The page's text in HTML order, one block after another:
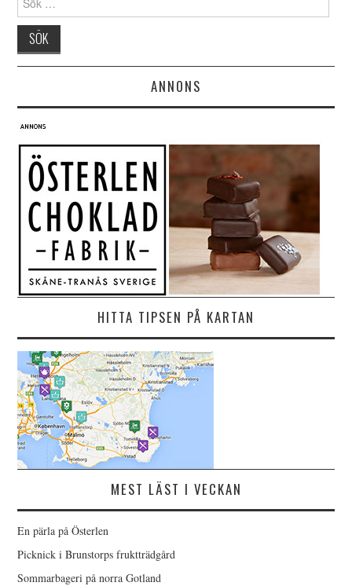
ANNONS
HITTA TIPSEN PÅ KARTAN
MEST LÄST I VECKAN
En pärla på Österlen
Picknick i Brunstorps fruktträdgård
Sommarbageri på norra Gotland